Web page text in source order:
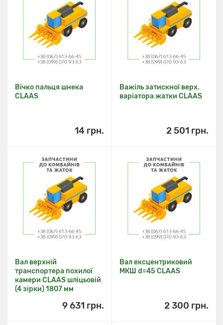
Вічко пальця шнека
CLAAS
14 грн.
Важіль затискної верх.
варіатора жатки CLAAS
2 501 грн.
Вал верхній
транспортера похилої
камери CLAAS шліцьовій
(4 зірки) 1807 мм
9 631 грн.
Вал ексцентриковий
МКШ d=45 CLAAS
2 300 грн.